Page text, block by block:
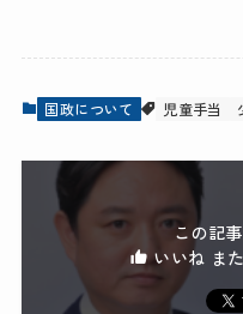
国政について 児童手当
この記
いいね ま